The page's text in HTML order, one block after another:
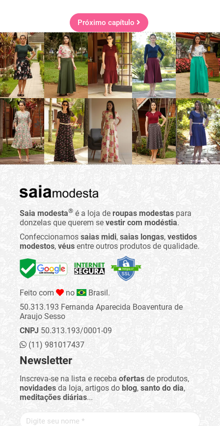
Próximo capítulo
Saia modesta® é a loja de roupas modestas para
donzelas que querem se vestir com modéstia.
Confeccionamos saias midi, saias longas, vestidos
modestos, véus entre outros produtos de qualidade.
Feito com no
Brasil.
50.313.193 Fernanda Aparecida Boaventura de
Araujo Sesso
CNPJ50.313.193/0001-09
(11) 981017437
Newsletter
Inscreva-se na lista e receba ofertas de produtos,
novidades da loja, artigos do blog, santo do dia,
meditações diárias...